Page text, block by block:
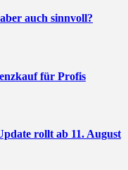
auch sinnvoll?
für Profis
rollt ab 11. August